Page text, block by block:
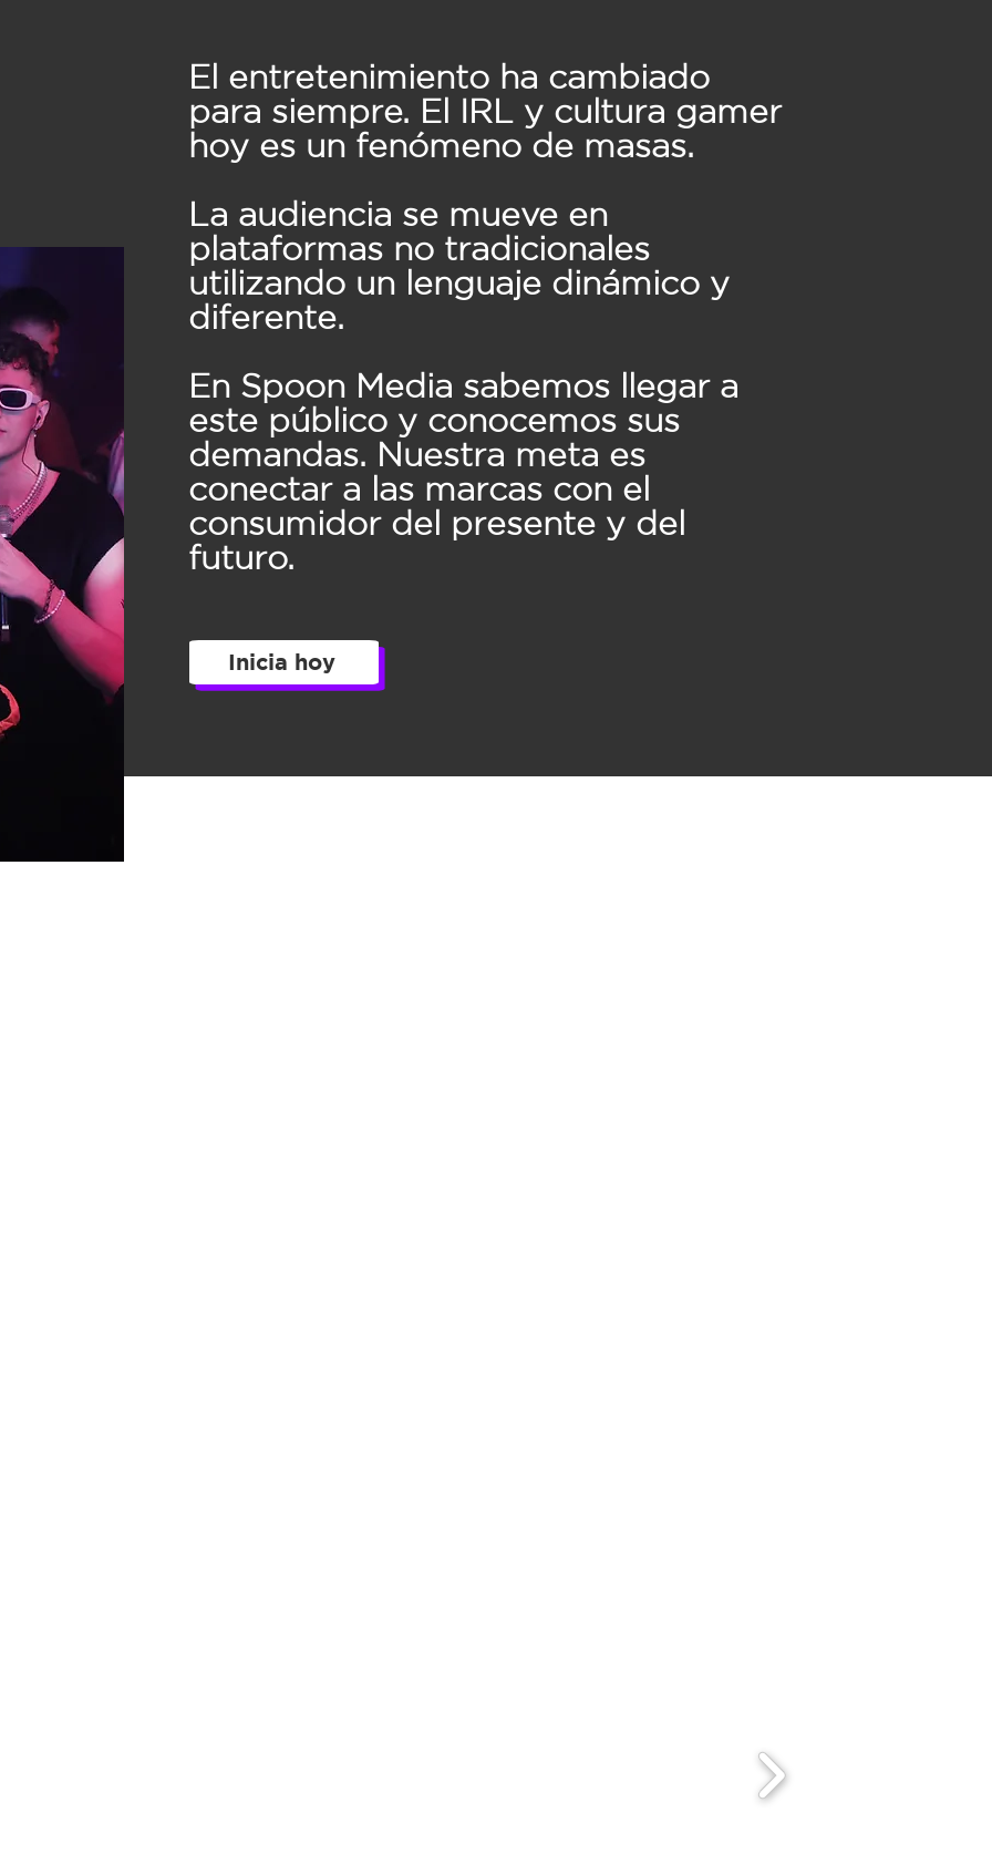
El entretenimiento ha cambiado
para siempre. El IRL y cultura gamer
hoy es un fenómeno de masas.
La audiencia se mueve en
plataformas no tradicionales
utilizando un lenguaje dinámico y
diferente.
En Spoon Media sabemos llegar a
este público y conocemos sus
demandas. Nuestra meta es
conectar a las marcas con el
consumidor del presente y del
futuro.
Inicia hoy